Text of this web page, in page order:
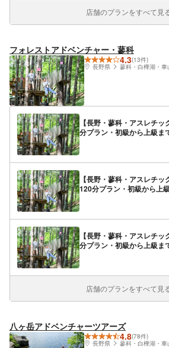
店舗のプランをすべて見
フォレストアドベンチャー・蓼科
4.3(13件)
長野県
蓼科・白樺湖・
【長野・蓼科・アスレチ
分プラン・初級から上級ま
【長野・蓼科・アスレチ
120分プラン・初級から上
【長野・蓼科・アスレチ
分プラン・初級から上級ま
店舗のプランをすべて見
八ヶ岳アドベンチャーツアーズ
4.8(78件)
長野県
蓼科・白樺湖・